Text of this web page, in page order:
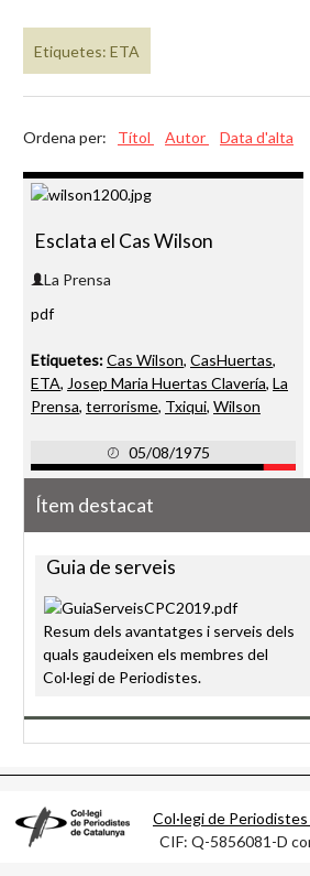
Etiquetes: ETA
Ordena per: Títol Autor Data d'alta
Esclata el Cas Wilson
La Prensa
pdf
Etiquetes:Cas Wilson, CasHuertas,
ETA, Josep Maria Huertas Clavería, La
Prensa, terrorisme, Txiqui, Wilson
05/08/1975
Ítem destacat
Guia de serveis
Resum dels avantatges i serveis dels
quals gaudeixen els membres del
Col·legi de Periodistes.
Col·legi de
CIF: Q-5856081-